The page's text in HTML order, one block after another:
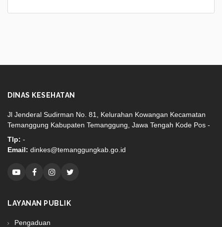
DINAS KESEHATAN
Jl Jenderal Sudirman No. 81, Kelurahan Kowangan Kecamatan
Temanggung Kabupaten Temanggung, Jawa Tengah Kode Pos -
Tlp: -
Email: dinkes@temanggungkab.go.id
LAYANAN PUBLIK
Pengaduan